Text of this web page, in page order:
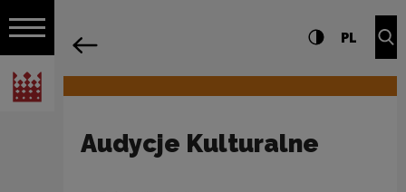
Open navigation
National Centre for Culture Poland
Navigation Settings and search
High contrast
PL
Audycje Kulturalne